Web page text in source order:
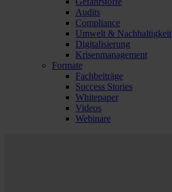
Audits
Compliance
Umwelt & Nachhaltigkeit
Digitalisierung
Krisenmanagement
Formate
Fachbeiträge
Success Stories
Whitepaper
Videos
Webinare